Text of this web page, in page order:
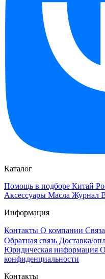
Каталог
Помощь в подборе Китай
Аксессуары Масла Журнал
Информация
Контакты О компании
Обратная связь Доставка/
Юридическая информация
конфиденциальности
Контакты